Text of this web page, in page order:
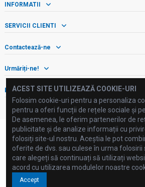
INFORMATII
SERVICII CLIENTI
Contactează-ne
Urmăriți-ne!
Buletin informativ
©2025 FLUID
ACEST SITE UTILIZEAZĂ COOKIE-URI
Folosim cookie-uri pentru a personaliza
pentru a oferi funcții de rețele sociale și
De asemenea, le oferim partenerilor de
publicitate și de analize informații cu
folosiți site-ul nostru. Aceștia le pot
oferite de dvs. sau culese în urma folosirii
care alegeți să continuați să utilizați
acord cu utilizarea modulelor noastre
Accept